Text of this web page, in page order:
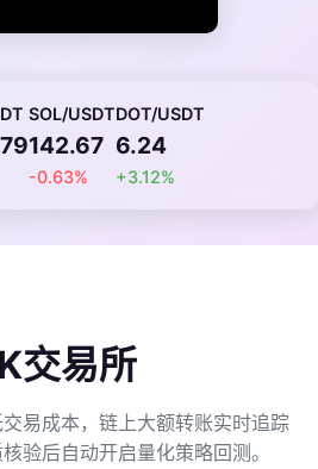
SOL/USDT
142.67
-0.63%
DOT/USDT
6.24
+3.12%
交易所
易成本，链上大额转账实时追踪
验后自动开启量化策略回测。